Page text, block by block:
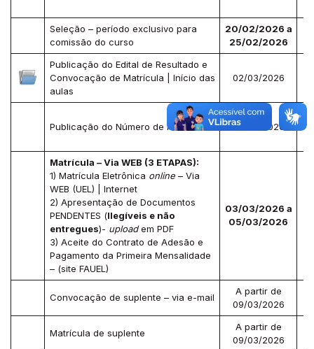
Seleção – período exclusivo para
comissão do curso
20/02/2026 a
25/02/2026
Publicação do Edital de Resultado e
Convocação de Matrícula | Início das
aulas
02/03/2026
Publicação do Número de Matrícula 02/03/2026
Matrícula – Via WEB (3 ETAPAS):
1) Matrícula Eletrônica online – Via
WEB (UEL) | Internet
2) Apresentação de Documentos
PENDENTES (Ilegíveis e não
entregues)- uploadem PDF
3) Aceite do Contrato de Adesão e
Pagamento da Primeira Mensalidade
– (site FAUEL)
03/03/2026 a
05/03/2026
Convocação de suplente – via e-mail
A partir de
09/03/2026
Matrícula de suplente
A partir de
09/03/2026